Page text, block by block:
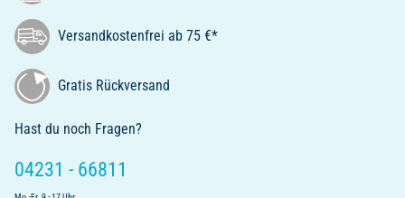
Versandkostenfrei ab 75 €*
Gratis Rückversand
Hast du noch Fragen?
04231 - 66811